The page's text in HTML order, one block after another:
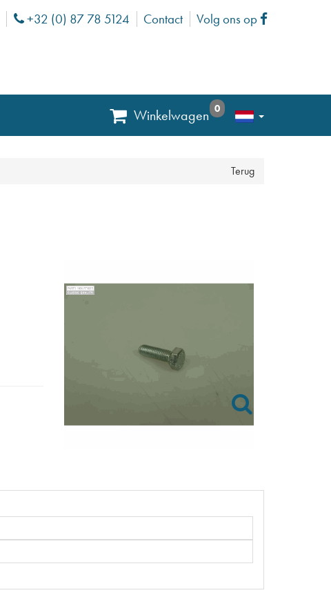
Phone
+32 (0) 87 78 5124 Contact Volg ons op Facebook
Winkelwagen 0
Terug